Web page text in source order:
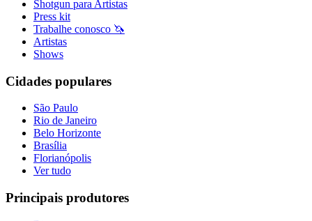
Shotgun para Artistas
Press kit
Trabalhe conosco 🦄
Artistas
Shows
Cidades populares
São Paulo
Rio de Janeiro
Belo Horizonte
Brasília
Florianópolis
Ver tudo
Principais produtores